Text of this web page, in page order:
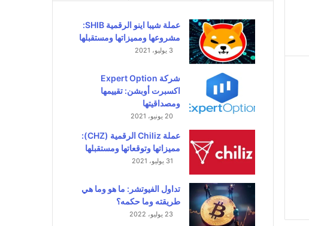
عملة شيبا اينو الرقمية SHIB:
مشروعها ومميزاتها ومستقبلها
3 يوليو، 2021
شركة Expert Option
اكسبرت أوبشن: تقييمها
ومصداقيتها
20 يونيو، 2021
عملة Chiliz الرقمية (CHZ):
مميزاتها وتوقعاتها ومستقبلها
31 يوليو، 2021
تداول الفيوتشر: ما هو وما هي
طريقته وما حكمه؟
23 يوليو، 2022